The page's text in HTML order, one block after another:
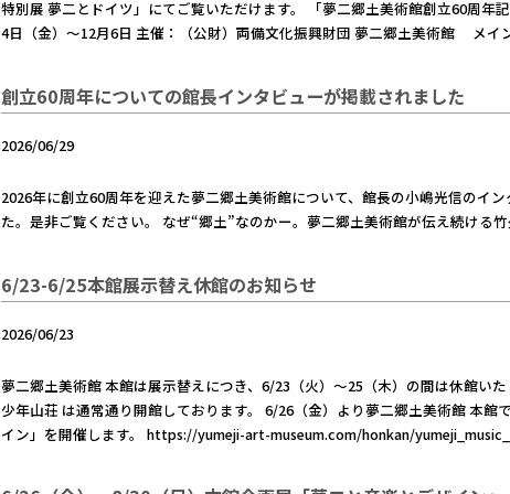
特別展 夢二とドイツ」にてご覧いただけます。 「夢二郷土美術館創立60周
4日（金）～12月6日 主催：（公財）両備文化振興財団 夢二郷土美術館 メイ
創立60周年についての館長インタビューが掲載されました
2026/06/29
2026年に創立60周年を迎えた夢二郷土美術館について、館長の小嶋光信のイ
た。是非ご覧ください。 なぜ“郷土”なのかー。夢二郷土美術館が伝え続ける
6/23-6/25本館展示替え休館のお知らせ
2026/06/23
夢二郷土美術館 本館は展示替えにつき、6/23（火）～25（木）の間は休館い
少年山荘 は通常通り開館しております。 6/26（金）より夢二郷土美術館 本
イン」を開催します。 https://yumeji-art-museum.com/honkan/